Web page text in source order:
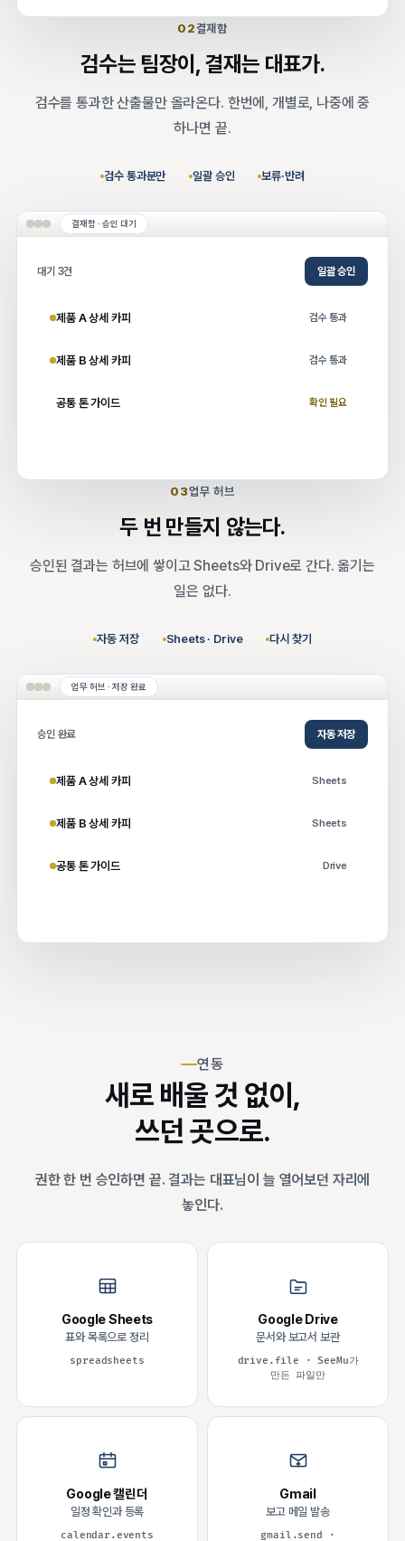
02결재함
검수는 팀장이, 결재는 대표가.
검수를 통과한 산출물만 올라온다. 한번에, 개별로, 나중에 중
하나면 끝.
검수 통과분만 일괄 승인 보류·반려
결재함 · 승인 대기
대기 3건 일괄 승인
제품 A 상세 카피 검수 통과
제품 B 상세 카피 검수 통과
공통 톤 가이드 확인 필요
03업무 허브
두 번 만들지 않는다.
승인된 결과는 허브에 쌓이고 Sheets와 Drive로 간다. 옮기는
일은 없다.
자동 저장 Sheets · Drive 다시 찾기
업무 허브 · 저장 완료
승인 완료 자동 저장
제품 A 상세 카피 Sheets
제품 B 상세 카피 Sheets
공통 톤 가이드 Drive
연동
새로 배울 것 없이,
쓰던 곳으로.
권한 한 번 승인하면 끝. 결과는 대표님이 늘 열어보던 자리에
놓인다.
Google Sheets
표와 목록으로 정리
spreadsheets
Google Drive
문서와 보고서 보관
drive.file · SeeMu가
만든 파일만
Google 캘린더
일정 확인과 등록
calendar.events
Gmail
보고 메일 발송
gmail.send ·